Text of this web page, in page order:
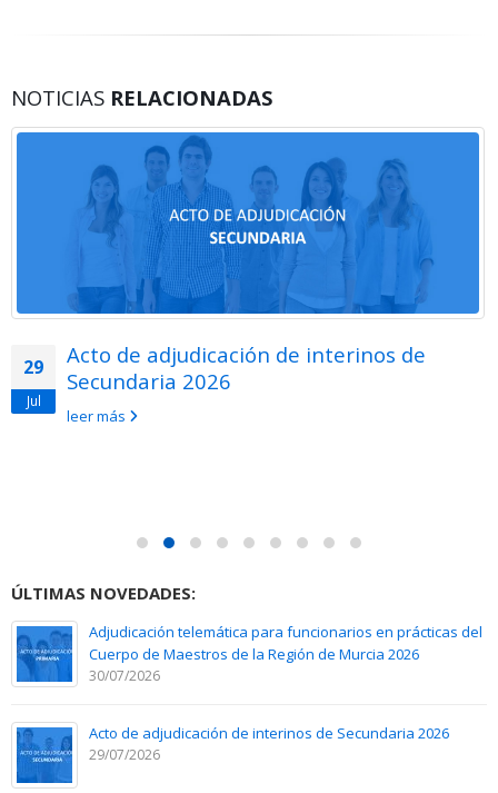
NOTICIAS RELACIONADAS
29
Jul
Acto de adjudicación de interinos de
Secundaria 2026
leer más
ÚLTIMAS NOVEDADES:
Adjudicación telemática para funcionarios en prácticas del
Cuerpo de Maestros de la Región de Murcia 2026
30/07/2026
Acto de adjudicación de interinos de Secundaria 2026
29/07/2026